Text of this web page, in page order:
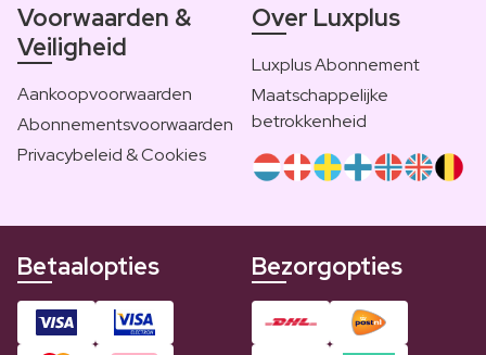
Voorwaarden &
Veiligheid
Aankoopvoorwaarden
Abonnementsvoorwaarden
Privacybeleid & Cookies
Over Luxplus
Luxplus Abonnement
Maatschappelijke
betrokkenheid
Betaalopties Bezorgopties